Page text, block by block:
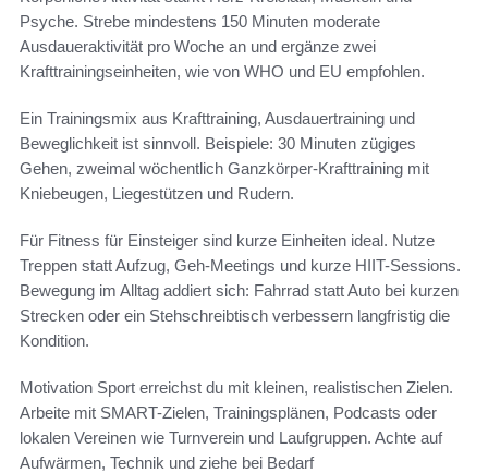
Psyche. Strebe mindestens 150 Minuten moderate
Ausdaueraktivität pro Woche an und ergänze zwei
Krafttrainingseinheiten, wie von WHO und EU empfohlen.
Ein Trainingsmix aus Krafttraining, Ausdauertraining und
Beweglichkeit ist sinnvoll. Beispiele: 30 Minuten zügiges
Gehen, zweimal wöchentlich Ganzkörper-Krafttraining mit
Kniebeugen, Liegestützen und Rudern.
Für Fitness für Einsteiger sind kurze Einheiten ideal. Nutze
Treppen statt Aufzug, Geh-Meetings und kurze HIIT-Sessions.
Bewegung im Alltag addiert sich: Fahrrad statt Auto bei kurzen
Strecken oder ein Stehschreibtisch verbessern langfristig die
Kondition.
Motivation Sport erreichst du mit kleinen, realistischen Zielen.
Arbeite mit SMART-Zielen, Trainingsplänen, Podcasts oder
lokalen Vereinen wie Turnverein und Laufgruppen. Achte auf
Aufwärmen, Technik und ziehe bei Bedarf